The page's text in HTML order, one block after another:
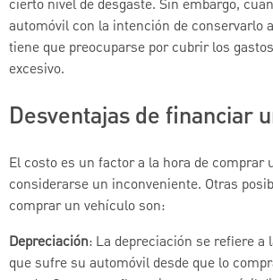
cierto nivel de desgaste. Sin embargo,
automóvil con la intención de conservarlo
tiene que preocuparse por cubrir los
excesivo.
Desventajas de financiar
El costo es un factor a la hora de comprar
considerarse un inconveniente. Otras
comprar un vehículo son:
Depreciación: La depreciación se refiere a
que sufre su automóvil desde que lo